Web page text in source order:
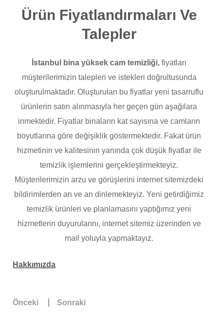
Ürün Fiyatlandırmaları Ve
Talepler
İstanbul bina yüksek cam temizliği, fiyatları
müşterilerimizin talepleri ve istekleri doğrultusunda
oluşturulmaktadır. Oluşturulan bu fiyatlar yeni tasarruflu
ürünlerin satın alınmasıyla her geçen gün aşağılara
inmektedir. Fiyatlar binaların kat sayısına ve camların
boyutlarına göre değişiklik göstermektedir. Fakat ürün
hizmetinin ve kalitesinin yanında çok düşük fiyatlar ile
temizlik işlemlerini gerçekleştirmekteyiz.
Müşterilerimizin arzu ve görüşlerini internet sitemizdeki
bildirimlerden an ve an dinlemekteyiz. Yeni getirdiğimiz
temizlik ürünleri ve planlamasını yaptığımız yeni
hizmetlerin duyurularını, internet sitemiz üzerinden ve
mail yoluyla yapmaktayız.
Hakkımızda
Önceki Sonraki